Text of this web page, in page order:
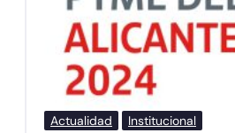
Actualidad Institucional